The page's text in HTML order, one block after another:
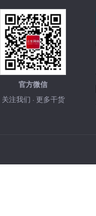
官方微信
关注我们 · 更多干货